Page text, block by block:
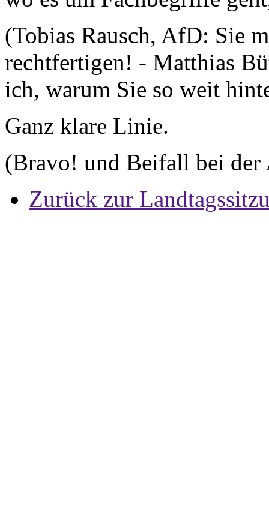
(Tobias Rausch, AfD: Sie
rechtfertigen! - Matthias
ich, warum Sie so weit
Ganz klare Linie.
(Bravo! und Beifall bei
Zurück zur